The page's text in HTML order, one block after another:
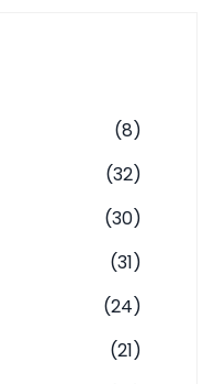
(8)
(32)
(30)
(31)
(24)
(21)